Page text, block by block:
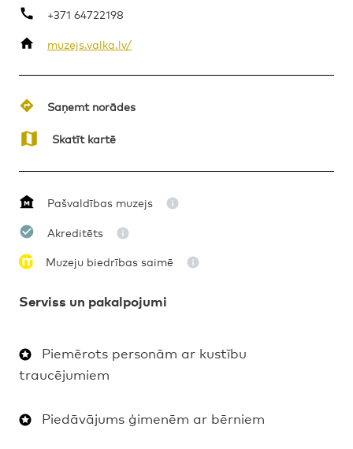
+371 64722198
muzejs.valka.lv/
Saņemt norādes
Skatīt kartē
Pašvaldības muzejs
Akreditēts
Muzeju biedrības saimē
Serviss un pakalpojumi
Piemērots personām ar kustību
traucējumiem
Piedāvājums ģimenēm ar bērniem